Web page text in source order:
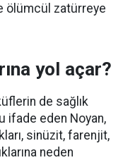
ölümcül zatürreye
yol açar?
de sağlık
ifade eden Noyan,
sinüzit, farenjit,
neden